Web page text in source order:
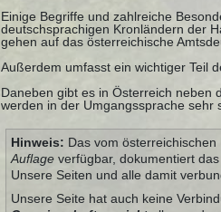
Einige Begriffe und zahlreiche
deutschsprachigen Kronländern der
gehen auf das österreichische
Außerdem umfasst ein wichtiger Teil
Daneben gibt es in Österreich neben
werden in der Umgangssprache sehr
Hinweis: Das vom
Auflageverfügbar, dokumentiert
Unsere Seiten und alle damit
Unsere Seite hat auch keine